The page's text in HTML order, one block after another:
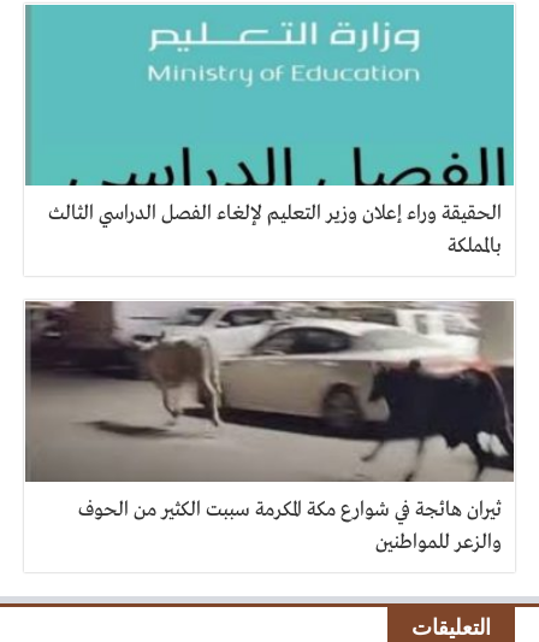
الحقيقة وراء إعلان وزير التعليم لإلغاء الفصل الدراسي الثالث
بالمملكة
ثيران هائجة في شوارع مكة المكرمة سببت الكثير من الحوف
والزعر للمواطنين
التعليقات